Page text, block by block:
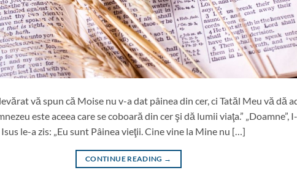
vă spun că Moise nu v-a dat pâinea din cer, ci Tatăl Meu vă dă
este aceea care se coboară din cer şi dă lumii viaţa.” „Doamne”,
le-a zis: „Eu sunt Pâinea vieţii. Cine vine la Mine nu […]
CONTINUE READING →